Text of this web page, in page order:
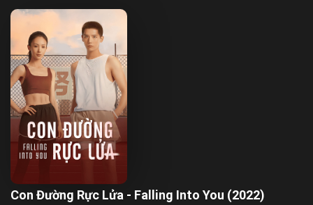
Con Đường Rực Lửa - Falling Into You (2022)